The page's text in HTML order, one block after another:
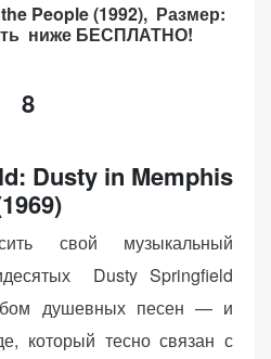
People (1992), Размер:
ниже БЕСПЛАТНО!
8
Dusty in Memphis
свой музыкальный
Dusty Springfield
душевных песен — и
который тесно связан с